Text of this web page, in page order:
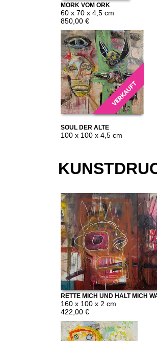
MORK VOM ORK
60 x 70 x 4,5 cm
850,00 €
SOUL DER ALTE
BELZEBUB
100 x 100 x 4,5 cm
RETTE MICH UND HALT MICH
160 x 100 x 2 cm
422,00 €